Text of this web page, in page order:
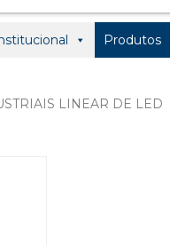
Produtos
LINEAR DE LED